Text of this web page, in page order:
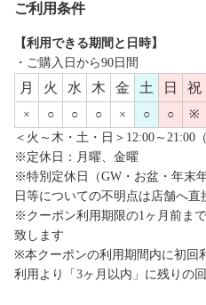
ご利用条件
【利用できる期間と日時】
・ご購入日から90日間
月 火 水 木 金 土 日 祝
× ○ ○ ○ × ○ ○ ※
＜火～木・土・日＞12:00～21:00
※定休日：月曜、金曜
※特別定休日（GW・お盆・年末
日等についての不明点は店舗へ
※クーポン利用期限の1ヶ月前ま
致します
※本クーポンの利用期間内に初回
利用より「3ヶ月以内」に残りの